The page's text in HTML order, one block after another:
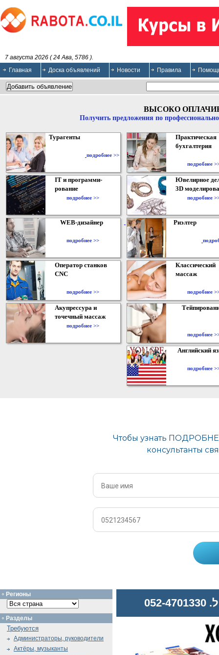
7 августа 2026 ( 24 Ава, 5786 ).
Главная
Доска объявлений Новости Правила
ВЫСОКО
Получить предложения по
Турагенты
подробнее >>
Практическая
бухгалтерия
подробнее
IT и программи-
рование
подробнее >>
Ювелирное
3D
подробнее
WEB-дизайнер
подробнее >>
Риэлтер
Оператор станков
CNC
подробнее >>
Классический
массаж
подробнее
Акупрессура и
точечный массаж
подробнее >>
подробнее
Английский
подробнее
Регионы
Разделы
Требуются
Администраторы, руководители
Актёры, музыканты